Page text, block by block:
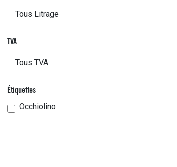
TVA
Étiquettes
Occhiolino